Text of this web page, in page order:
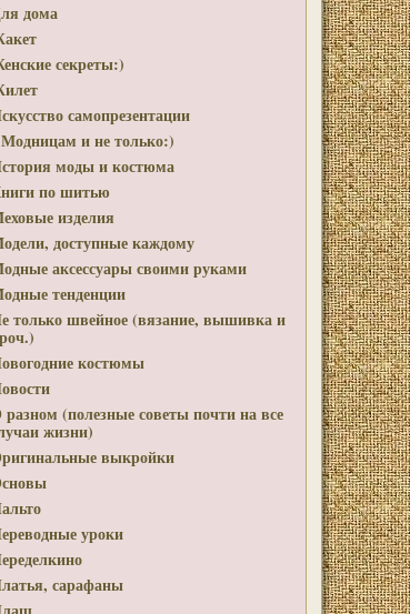
дома
секреты:)
самопрезентации
Модницам и не только:)
моды и костюма
по шитью
изделия
доступные каждому
аксессуары своими руками
тенденции
только швейное (вязание, вышивка и
костюмы
(полезные советы почти на все
жизни)
выкройки
уроки
сарафаны